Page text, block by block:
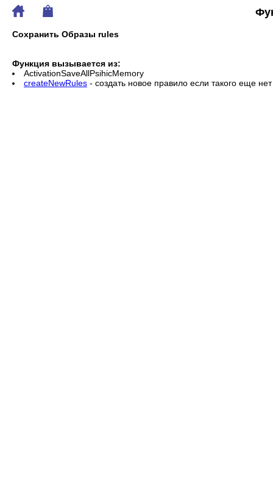
Сохранить Образы rules
Функция вызывается из:
АctivationSaveAllPsihicMemory
createNewRules - создать новое правило если такого еще нет